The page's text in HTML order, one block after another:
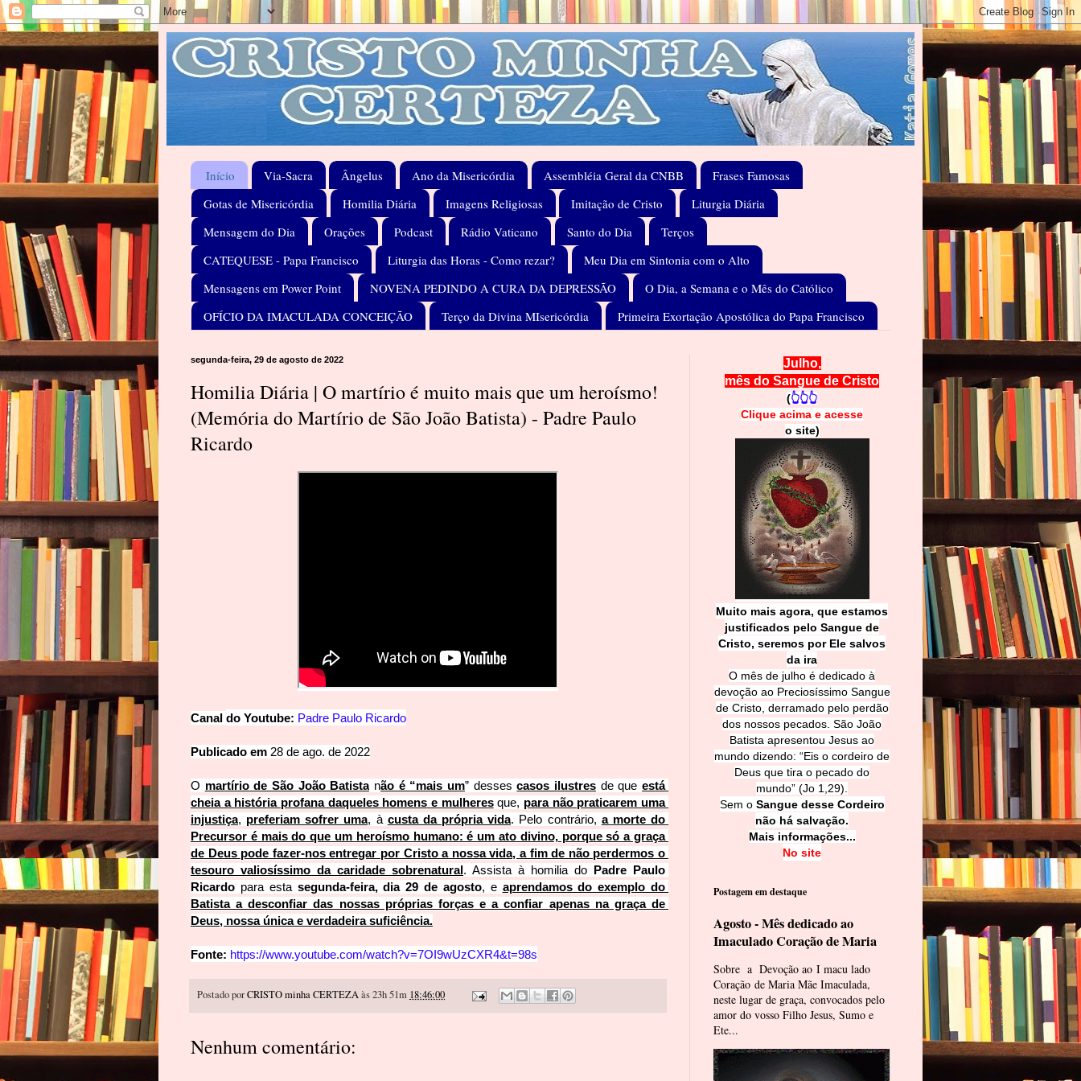
Início Via-Sacra Ângelus Ano da Misericórdia Assembléia Geral da CNBB
Frases Famosas
Gotas de Misericórdia
Homilia Diária Imagens Religiosas Imitação de Cristo
Liturgia Diária
Mensagem do Dia
Orações Podcast Rádio Vaticano Santo do Dia
Terços
CATEQUESE - Papa Francisco
Liturgia das Horas - Como rezar?
Meu Dia em Sintonia com o Alto
Mensagens em Power Point
NOVENA PEDINDO A CURA DA DEPRESSÃO
O Dia, a Semana e o Mês do Católico
OFÍCIO DA IMACULADA CONCEIÇÃO
Terço da Divina MIsericórdia Primeira Exortação Apostólica do Papa Francisco
segunda-feira, 29 de agosto de 2022
Homilia Diária | O martírio é muito mais que um heroísmo!
(Memória do Martírio de São João Batista) - Padre Paulo
Ricardo
Canal do Youtube: Padre Paulo Ricardo
Publicado em 28 de ago. de 2022
O martírio de São João Batista não é “mais um” desses casos ilustres de que está
cheia a história profana daqueles homens e mulheres que, para não praticarem uma
injustiça, preferiam sofrer uma, à custa da própria vida. Pelo contrário, a morte do
Precursor é mais do que um heroísmo humano: é um ato divino, porque só a graça
de Deus pode fazer-nos entregar por Cristo a nossa vida, a fim de não perdermos o
tesouro valiosíssimo da caridade sobrenatural. Assista à homilia do Padre Paulo
Ricardo para esta segunda-feira, dia 29 de agosto, e aprendamos do exemplo do
Batista a desconfiar das nossas próprias forças e a confiar apenas na graça de
Deus, nossa única e verdadeira suficiência.
Fonte: https://www.youtube.com/watch?v=7OI9wUzCXR4&t=98s
Postado porCRISTO minha CERTEZAàs 23h 51m 18:46:00
Nenhum comentário:
Julho,
mês do Sangue de Cristo
(👆👆👆
Clique acima e acesse
o site)
Muito mais agora, que estamos
justificados pelo Sangue de
Cristo, seremos por Ele salvos
da ira
O mês de julho é dedicado à
devoção ao Preciosíssimo Sangue
de Cristo, derramado pelo perdão
dos nossos pecados. São João
Batista apresentou Jesus ao
mundo dizendo: “Eis o cordeiro de
Deus que tira o pecado do
mundo” (Jo 1,29).
Sem o Sangue desse Cordeiro
não há salvação.
Mais informações...
No site
Postagem em destaque
Agosto - Mês dedicado ao
Imaculado Coração de Maria
Sobre a Devoção ao I macu lado
Coração de Maria Mãe Imaculada,
neste lugar de graça, convocados pelo
amor do vosso Filho Jesus, Sumo e
Ete...